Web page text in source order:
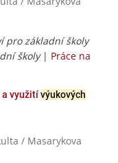
pro základní školy
školy| Práce na
a využitívýukových
/ Masarykova